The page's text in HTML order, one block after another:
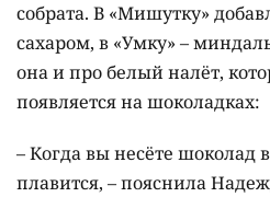
собрата. В «Мишутку»
сахаром, в «Умку» –
она и про белый налёт,
появляется на шоколадках:
– Когда вы несёте шоколад
плавится, – пояснила